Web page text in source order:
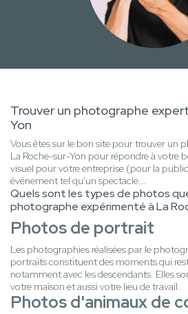
Trouver un photographe
Yon
Vous êtes sur le bon site pour trouver un
La Roche-sur-Yon pour répondre à votre
visuel pour votre entreprise (pour la
événement tel qu'un spectacle...
Quels sont les types de photos
photographe expérimenté à La
Photos de portrait
Les photographies réalisées par le
portraits constituent des moments qui
notamment avec les descendants. Elles
votre maison et aussi votre lieu de travail.
Photos d'animaux de